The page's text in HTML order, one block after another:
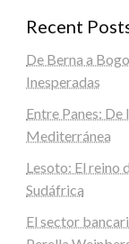
Recent
De Berna a
Inesperadas
Entre Panes:
Mediterránea
Lesoto: El reino
Sudáfrica
El sector